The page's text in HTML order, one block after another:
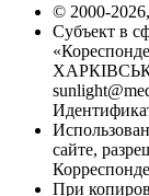
© 2000-
Субъект в
сайте,
При